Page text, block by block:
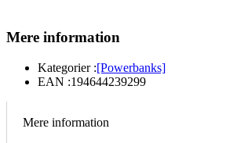
Mere information
Kategorier :[Powerbanks]
EAN :194644239299
Mere information